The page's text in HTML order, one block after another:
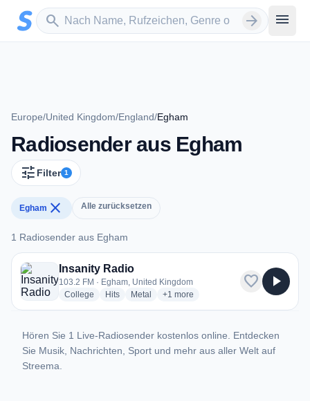
Zum Hauptinhalt springen
search
Sender suchen arrow_forward menu
Europe/United Kingdom/England/Egham
Radiosender aus Egham
tune Filter 1
Egham close Alle zurücksetzen
1 Radiosender aus Egham
1 Radiosender aus Egham
Insanity Radio
103.2 FM · Egham, United Kingdom
College radio stations
Hitsradio stations
Metal radio stations
+1 more genres for Insanity Radio
more
favorite play_arrow
Hören Sie 1 Live-Radiosender kostenlos online. Entdecken
Sie Musik, Nachrichten, Sport und mehr aus aller Welt auf
Streema.